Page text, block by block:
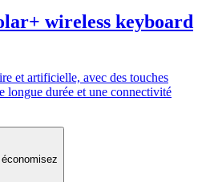
wireless keyboard
et artificielle, avec des touches
longue durée et une connectivité